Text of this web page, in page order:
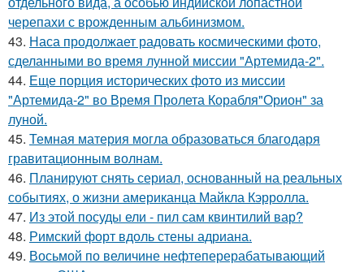
черепахи с врожденным альбинизмом.
43. Наса продолжает радовать космическими фото,
сделанными во время лунной миссии "Артемида-2".
44. Еще порция исторических фото из миссии
"Артемида-2" во Время Пролета Корабля"Орион" за
луной.
45. Темная материя могла образоваться благодаря
гравитационным волнам.
46. Планируют снять сериал, основанный на реальных
событиях, о жизни американца Майкла Кэрролла.
47. Из этой посуды ели - пил сам квинтилий вар?
48. Римский форт вдоль стены адриана.
49. Восьмой по величине нефтеперерабатывающий